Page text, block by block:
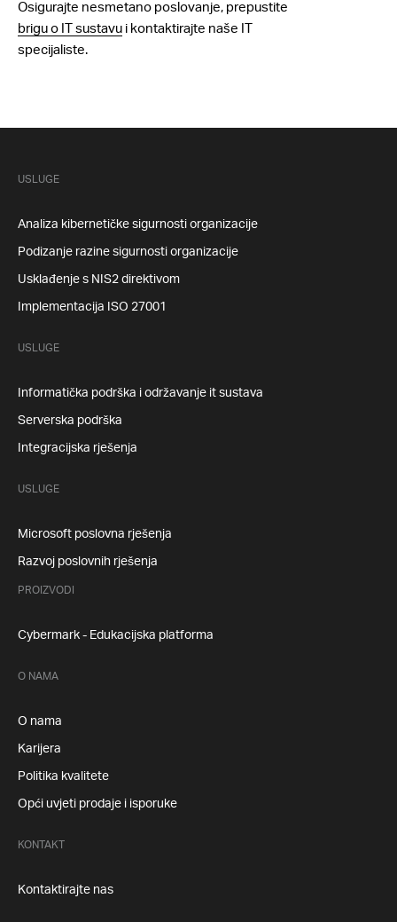
Osigurajte nesmetano poslovanje, prepustite
brigu o IT sustavu i kontaktirajte naše IT
specijaliste.
USLUGE
Analiza kibernetičke sigurnosti organizacije
Podizanje razine sigurnosti organizacije
Usklađenje s NIS2 direktivom
Implementacija ISO 27001
USLUGE
Informatička podrška i održavanje it sustava
Serverska podrška
Integracijska rješenja
USLUGE
Microsoft poslovna rješenja
Razvoj poslovnih rješenja
PROIZVODI
Cybermark - Edukacijska platforma
O NAMA
O nama
Karijera
Politika kvalitete
Opći uvjeti prodaje i isporuke
KONTAKT
Kontaktirajte nas